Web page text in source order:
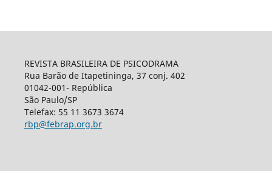
REVISTA BRASILEIRA DE PSICODRAMA
Rua Barão de Itapetininga, 37 conj. 402
01042-001- República
São Paulo/SP
Telefax: 55 11 3673 3674
rbp@febrap.org.br